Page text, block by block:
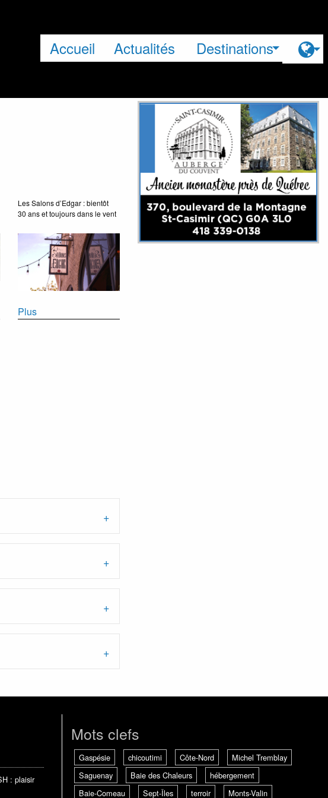
Accueil Actualités Destinations
Les Salons d’Edgar : bientôt
30 ans et toujours dans le vent
Plus
: plaisir
Mots clefs
Gaspésie chicoutimi Côte-Nord
Michel Tremblay
Saguenay
Baie des Chaleurs
hébergement
Baie-Comeau
Sept-Îles terroir Monts-Valin